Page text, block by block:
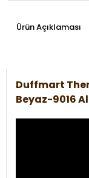
Ürün Açıklaması
Duffmart
Beyaz-9016